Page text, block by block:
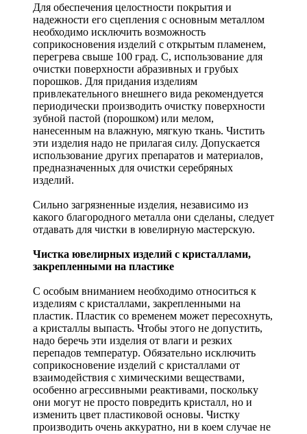
Для обеспечения целостности покрытия и
надежности его сцепления с основным металлом
необходимо исключить возможность
соприкосновения изделий с открытым пламенем,
перегрева свыше 100 град. С, использование для
очистки поверхности абразивных и грубых
порошков. Для придания изделиям
привлекательного внешнего вида рекомендуется
периодически производить очистку поверхности
зубной пастой (порошком) или мелом,
нанесенным на влажную, мягкую ткань. Чистить
эти изделия надо не прилагая силу. Допускается
использование других препаратов и материалов,
предназначенных для очистки серебряных
изделий.
Сильно загрязненные изделия, независимо из
какого благородного металла они сделаны, следует
отдавать для чистки в ювелирную мастерскую.
Чистка ювелирных изделий с кристаллами,
закрепленными на пластике
С особым вниманием необходимо относиться к
изделиям с кристаллами, закрепленными на
пластик. Пластик со временем может пересохнуть,
а кристаллы выпасть. Чтобы этого не допустить,
надо беречь эти изделия от влаги и резких
перепадов температур. Обязательно исключить
соприкосновение изделий с кристаллами от
взаимодействия с химическими веществами,
особенно агрессивными реактивами, поскольку
они могут не просто повредить кристалл, но и
изменить цвет пластиковой основы. Чистку
производить очень аккуратно, ни в коем случае не